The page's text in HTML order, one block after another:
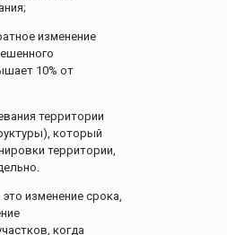
изменение
10% от
территории
который
территории,
изменение срока,
когда